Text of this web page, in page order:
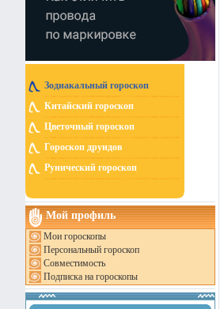
Зодиакальный гороскоп
Китайский гороскоп
Цветочный гороскоп
Гороскоп друидов
Рунический гороскоп
Мой профиль
Мои гороскопы
Персональный гороскоп
Совместимость
Подписка на гороскопы